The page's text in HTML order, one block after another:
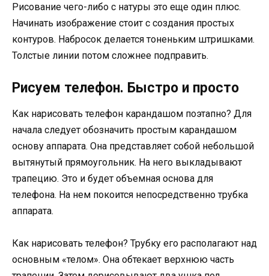
Рисование чего-либо с натуры это еще один плюс.
Начинать изображение стоит с создания простых
контуров. Набросок делается тоненьким штришками.
Толстые линии потом сложнее подправить.
Рисуем телефон. Быстро и просто
Как нарисовать телефон карандашом поэтапно? Для
начала следует обозначить простым карандашом
основу аппарата. Она представляет собой небольшой
вытянутый прямоугольник. На него выкладывают
трапецию. Это и будет объемная основа для
телефона. На нем покоится непосредственно трубка
аппарата.
Как нарисовать телефон? Трубку его располагают над
основным «телом». Она обтекает верхнюю часть